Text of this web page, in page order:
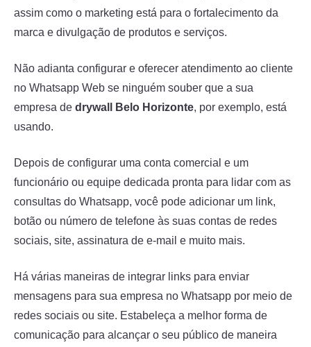
assim como o marketing está para o fortalecimento da
marca e divulgação de produtos e serviços.
Não adianta configurar e oferecer atendimento ao cliente
no Whatsapp Web se ninguém souber que a sua
empresa de drywall Belo Horizonte, por exemplo, está
usando.
Depois de configurar uma conta comercial e um
funcionário ou equipe dedicada pronta para lidar com as
consultas do Whatsapp, você pode adicionar um link,
botão ou número de telefone às suas contas de redes
sociais, site, assinatura de e-mail e muito mais.
Há várias maneiras de integrar links para enviar
mensagens para sua empresa no Whatsapp por meio de
redes sociais ou site. Estabeleça a melhor forma de
comunicação para alcançar o seu público de maneira